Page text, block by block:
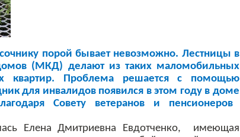
порой бывает невозможно. Лестницы в
(МКД) делают из таких маломобильных
квартир. Проблема решается с
помощью
для инвалидов появился в этом году в доме
Совету
ветеранов и пенсионеров
Елена Дмитриевна Евдотченко,
имеющая